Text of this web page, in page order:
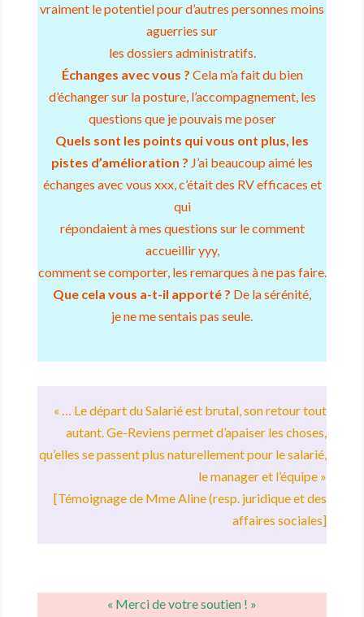
vraiment le potentiel pour d’autres personnes moins
aguerries sur
les dossiers administratifs.
Échanges avec vous ? Cela m’a fait du bien
d’échanger sur la posture, l’accompagnement, les
questions que je pouvais me poser
Quels sont les points qui vous ont plus, les
pistes d’amélioration ? J’ai beaucoup aimé les
échanges avec vous xxx, c’était des RV efficaces et
qui
répondaient à mes questions sur le comment
accueillir yyy,
comment se comporter, les remarques à ne pas faire.
Que cela vous a-t-il apporté ? De la sérénité,
je ne me sentais pas seule.
« … Le départ du Salarié est brutal, son retour tout
autant. Ge-Reviens permet d’apaiser les choses,
qu’elles se passent plus naturellement pour le salarié,
le manager et l’équipe »
[Témoignage de Mme Aline (resp. juridique et des
affaires sociales]
« Merci de votre soutien ! »